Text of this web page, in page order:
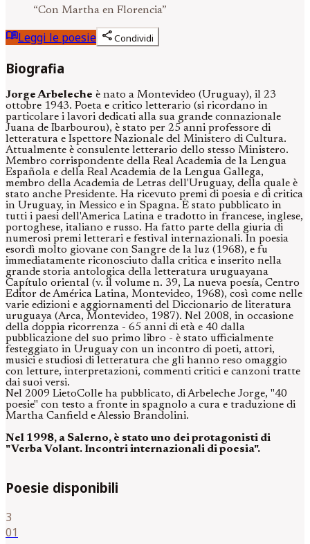
“Con Martha en Florencia”
menu_bookLeggi le poesie shareCondividi
Biografia
Jorge Arbeleche è nato a Montevideo (Uruguay), il 23
ottobre 1943. Poeta e critico letterario (si ricordano in
particolare i lavori dedicati alla sua grande connazionale
Juana de Ibarbourou), è stato per 25 anni professore di
letteratura e Ispettore Nazionale del Ministero di Cultura.
Attualmente è consulente letterario dello stesso Ministero.
Membro corrispondente della Real Academia de la Lengua
Española e della Real Academia de la Lengua Gallega,
membro della Academia de Letras dell'Uruguay, della quale è
stato anche Presidente. Ha ricevuto premi di poesia e di critica
in Uruguay, in Messico e in Spagna. È stato pubblicato in
tutti i paesi dell'America Latina e tradotto in francese, inglese,
portoghese, italiano e russo. Ha fatto parte della giuria di
numerosi premi letterari e festival internazionali. In poesia
esordì molto giovane con Sangre de la luz (1968), e fu
immediatamente riconosciuto dalla critica e inserito nella
grande storia antologica della letteratura uruguayana
Capítulo oriental (v. il volume n. 39, La nueva poesía, Centro
Editor de América Latina, Montevideo, 1968), così come nelle
varie edizioni e aggiornamenti del Diccionario de literatura
uruguaya (Arca, Montevideo, 1987). Nel 2008, in occasione
della doppia ricorrenza - 65 anni di età e 40 dalla
pubblicazione del suo primo libro - è stato ufficialmente
festeggiato in Uruguay con un incontro di poeti, attori,
musici e studiosi di letteratura che gli hanno reso omaggio
con letture, interpretazioni, commenti critici e canzoni tratte
dai suoi versi.
Nel 2009 LietoColle ha pubblicato, di Arbeleche Jorge, "40
poesie" con testo a fronte in spagnolo a cura e traduzione di
Martha Canfield e Alessio Brandolini.
Nel 1998, a Salerno, è stato uno dei protagonisti di
"Verba Volant. Incontri internazionali di poesia".
Poesie disponibili
3
01